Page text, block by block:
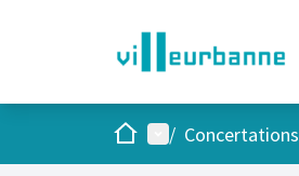
AccueilMenu principal
/ Concertations